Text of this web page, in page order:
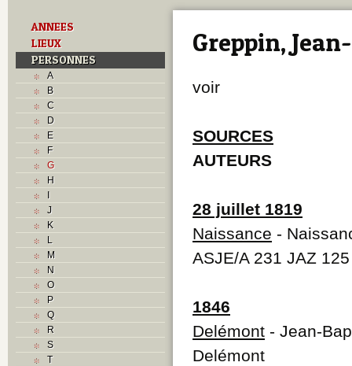
ANNEES
LIEUX
PERSONNES
A
B
C
D
E
F
G
H
I
J
K
L
M
N
O
P
Q
R
S
T
Greppin,
voir
SOURCES
AUTEURS
28 juillet 1819
Naissance -
ASJE/A 231 JAZ
1846
Delémont - Jean-
Delémont